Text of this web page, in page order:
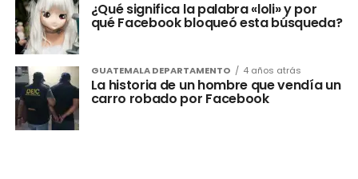
¿Qué significa la palabra «loli» y por
qué Facebook bloqueó esta búsqueda?
GUATEMALA DEPARTAMENTO 4 años atrás
La historia de un hombre que vendía un
carro robado por Facebook